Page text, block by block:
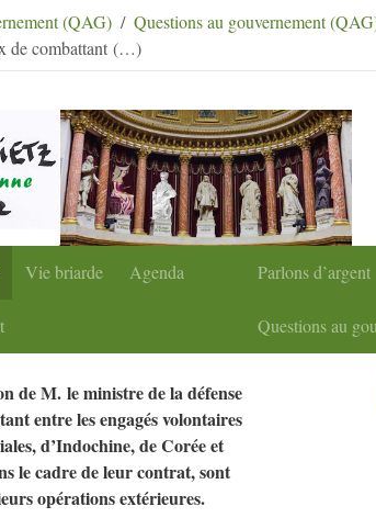
à la recherche
Vie briarde Agenda Parlons d’argent
Questions au
(QAG) Questions au gouvernement
de combattant (…)
de M. le ministre de la défense
entre les engagés volontaires
d’Indochine, de Corée et
le cadre de leur contrat, sont
opérations extérieures.